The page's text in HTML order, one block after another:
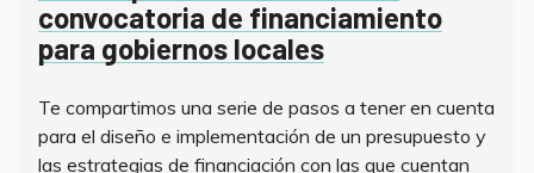
convocatoria de financiamiento
para gobiernos locales
Te compartimos una serie de pasos a tener en cuenta
para el diseño e implementación de un presupuesto y
las estrategias de financiación con las que cuentan